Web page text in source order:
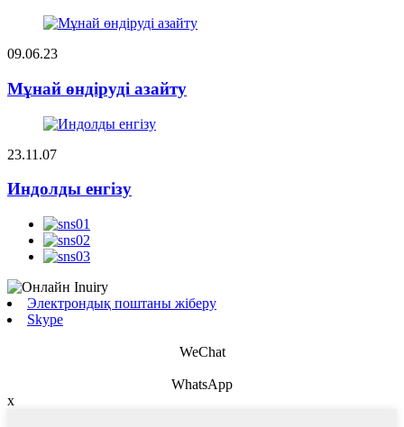
09.06.23
Мұнай өндіруді азайту
23.11.07
Индолды енгізу
Электрондық поштаны жіберу
Skype
WeChat
WhatsApp
x